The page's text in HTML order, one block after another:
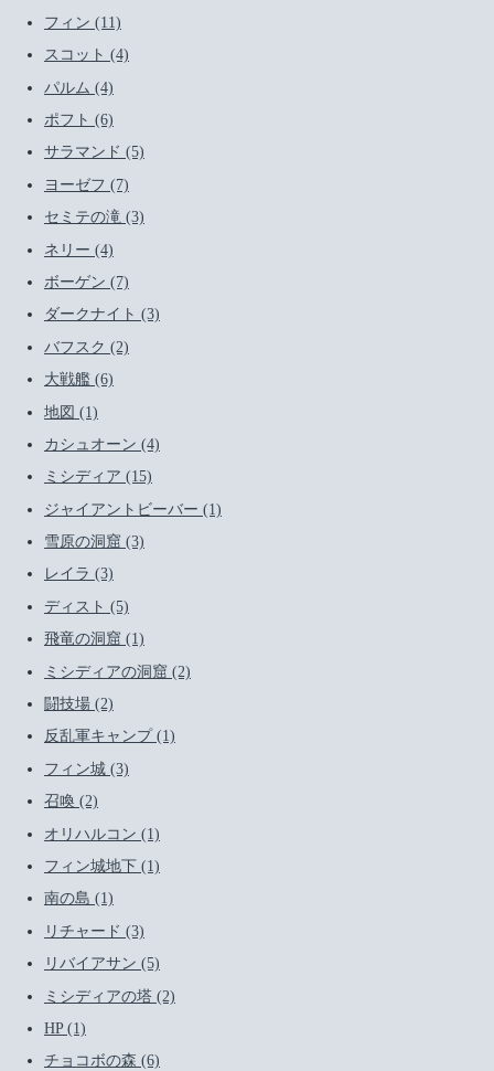
フィン (11)
スコット (4)
パルム (4)
ポフト (6)
サラマンド (5)
ヨーゼフ (7)
セミテの滝 (3)
ネリー (4)
ボーゲン (7)
ダークナイト (3)
バフスク (2)
大戦艦 (6)
地図 (1)
カシュオーン (4)
ミシディア (15)
ジャイアントビーバー (1)
雪原の洞窟 (3)
レイラ (3)
ディスト (5)
飛竜の洞窟 (1)
ミシディアの洞窟 (2)
闘技場 (2)
反乱軍キャンプ (1)
フィン城 (3)
召喚 (2)
オリハルコン (1)
フィン城地下 (1)
南の島 (1)
リチャード (3)
リバイアサン (5)
ミシディアの塔 (2)
HP (1)
チョコボの森 (6)